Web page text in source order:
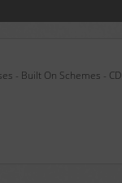
- Built On Schemes - CD